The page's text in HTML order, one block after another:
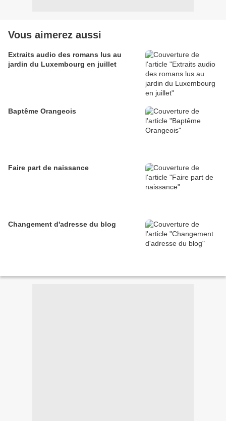
Vous aimerez aussi
Extraits audio des romans lus au
jardin du Luxembourg en juillet
Baptême Orangeois
Faire part de naissance
Changement d'adresse du blog